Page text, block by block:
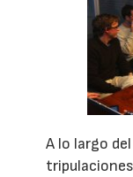
A lo largo